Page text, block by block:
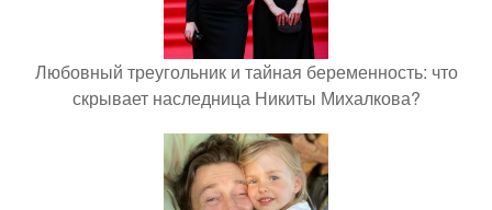
Любовный треугольник и тайная беременность: что
скрывает наследница Никиты Михалкова?